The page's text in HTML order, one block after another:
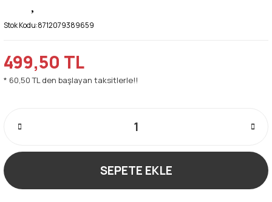
Stok Kodu:8712079389659
499,50 TL
* 60,50 TL den başlayan taksitlerle!!
SEPETE EKLE